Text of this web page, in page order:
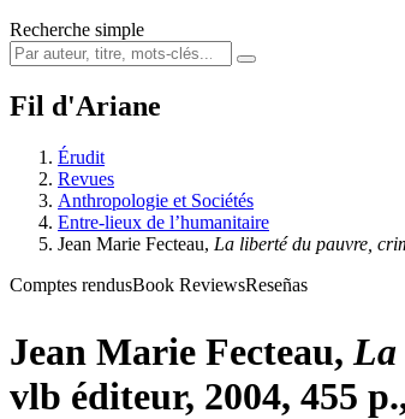
Recherche simple
Fil d'Ariane
Érudit
Revues
Anthropologie et Sociétés
Entre-lieux de l’humanitaire
Jean Marie Fecteau, La liberté du pauvre,
Comptes rendusBook ReviewsReseñas
Jean Marie Fecteau, La
vlb éditeur, 2004, 455